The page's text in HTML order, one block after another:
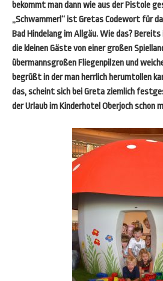
bekommt man dann wie aus der Pistole
„Schwammerl“ ist Gretas Codewort für
Bad Hindelang im Allgäu. Wie das?
die kleinen Gäste von einer großen
übermannsgroßen Fliegenpilzen und
begrüßt in der man herrlich herumtollen
das, scheint sich bei Greta ziemlich
der Urlaub im Kinderhotel Oberjoch schon